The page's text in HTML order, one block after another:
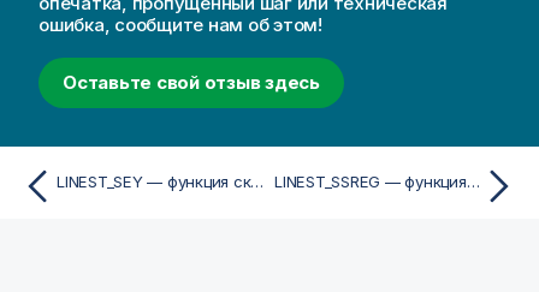
ошибка, сообщите нам об этом!
Оставьте свой отзыв здесь
LINEST_SEY — функция скрипта LINEST_SSREG — функция скрипта